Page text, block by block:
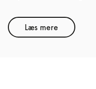
Læs mereLink Opens in